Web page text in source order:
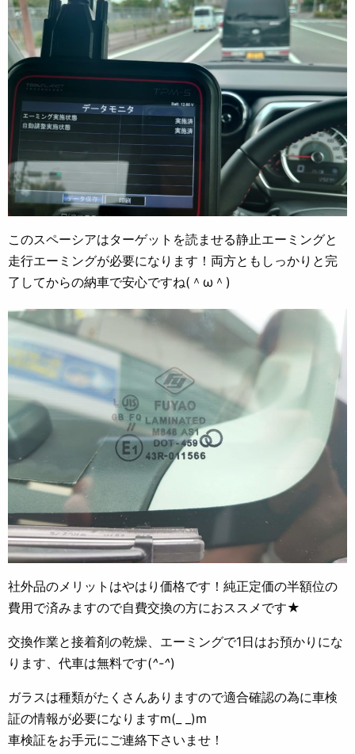
このスペーシアはターゲットを読ませる静止エーミングと
走行エーミングが必要になります！両方ともしっかりと完
了してからの納車で安心ですね(＾ω＾)
社外品のメリットはやはり価格です！純正定価の半額位の
費用で済みますので自費交換の方におススメです★
交換作業と接着剤の乾燥、エーミングで1日はお預かりにな
ります、代車は無料です(^-^)
ガラスは種類がたくさんありますので適合確認の為に車検
証の情報が必要になりますm(_ _)m
車検証をお手元にご連絡下さいませ！